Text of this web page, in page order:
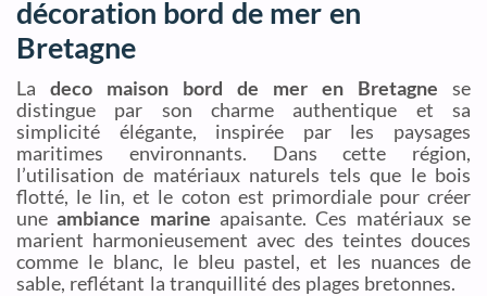
décoration bord de mer en
Bretagne
La deco maison bord de mer en Bretagne se
distingue par son charme authentique et sa
simplicité élégante, inspirée par les paysages
maritimes environnants. Dans cette région,
l’utilisation de matériaux naturels tels que le bois
flotté, le lin, et le coton est primordiale pour créer
uneambiance marine apaisante. Ces matériaux se
marient harmonieusement avec des teintes douces
comme le blanc, le bleu pastel, et les nuances de
sable, reflétant la tranquillité des plages bretonnes.